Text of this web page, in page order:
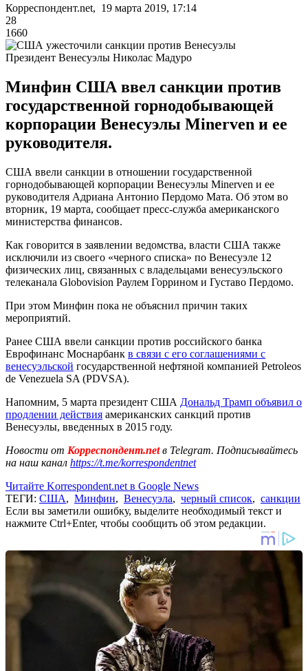
Корреспондент.net, 19 марта 2019, 17:14
28
1660
Президент Венесуэлы Николас Мадуро
Минфин США ввел санкции против
государственной горнодобывающей
корпорации Венесуэлы Minerven и ее
руководителя.
США ввели санкции в отношении государственной
горнодобывающей корпорации Венесуэлы Minerven и ее
руководителя Адриана Антонио Пердомо Мата. Об этом во
вторник, 19 марта, сообщает пресс-служба американского
министерства финансов.
Как говорится в заявлении ведомства, власти США также
исключили из своего «черного списка» по Венесуэле 12
физических лиц, связанных с владельцами венесуэльского
телеканала Globovision Раулем Горрином и Густаво Пердомо.
При этом Минфин пока не объяснил причин таких
мероприятий.
Ранее США ввели санкции против российского банка
Еврофинанс Моснарбанк в связи с его соглашениями с
венесуэльской государственной нефтяной компанией Petroleos
de Venezuela SA (PDVSA).
Напомним, 5 марта президент США Дональд Трамп объявил о
продлении действия американских санкций против
Венесуэлы, введенных в 2015 году.
Новости от Корреспондент.netв Telegram. Подписывайтесь
на наш канал https://t.me/korrespondentnet
Читайте Korrespondent.net в Google News
ТЕГИ: США, Минфин, Венесуэла, черный список, санкции
Если вы заметили ошибку, выделите необходимый текст и
нажмите Ctrl+Enter, чтобы сообщить об этом редакции.